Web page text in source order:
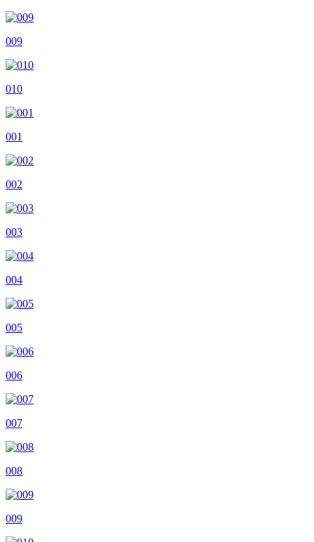
009
010
001
002
003
004
005
006
007
008
009